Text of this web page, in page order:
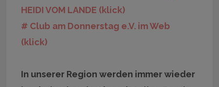
HEIDI VOM LANDE (klick)
# Club am Donnerstag e.V. im Web
(klick)
In unserer Region werden immer wieder